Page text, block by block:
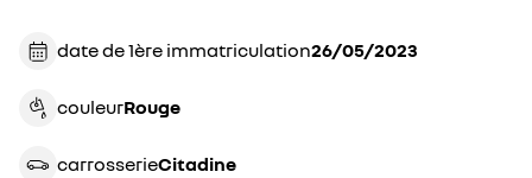
date de 1ère immatriculation 26/05/2023
couleur rouge
carrosserie citadine